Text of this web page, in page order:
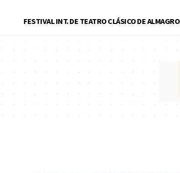
FESTIVAL INT. DE TEATRO CLÁSICO DE ALMAGRO